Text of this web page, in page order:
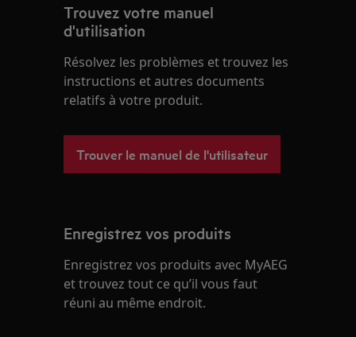
Trouvez votre manuel
d'utilisation
Résolvez les problèmes et trouvez les
instructions et autres documents
relatifs à votre produit.
Trouver le manuel de l'utilisateur
Enregistrez vos produits
Enregistrez vos produits avec MyAEG
et trouvez tout ce qu’il vous faut
réuni au même endroit.